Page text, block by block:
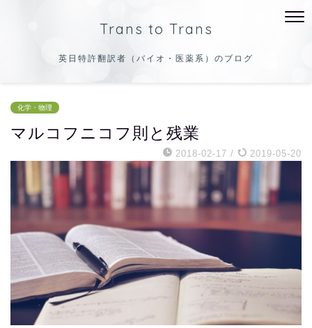
Trans to Trans
英日特許翻訳者（バイオ・医薬系）のブログ
化学・物理
マルコフニコフ則と残業
2018-02-17 / 2019-05-20